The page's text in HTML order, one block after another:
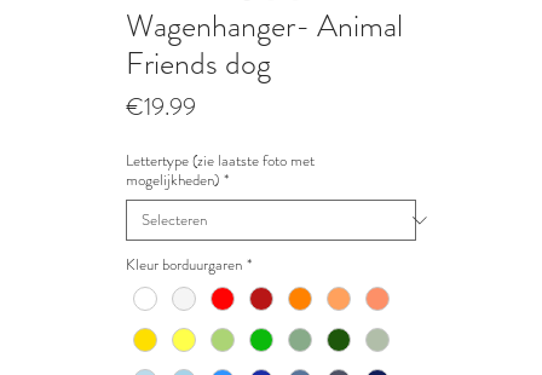
Wagenhanger- Animal
Friends dog
€19.99
Lettertype (zie laatste foto met
mogelijkheden) *
Kleur borduurgaren *